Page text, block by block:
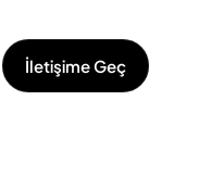
İletişime Geç